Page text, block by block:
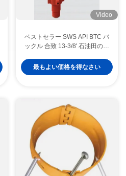
Video
ベストセラー SWS API BTC バ
ックル 合致 13-3/8' 石油田のた
最もよい価格を得なさい